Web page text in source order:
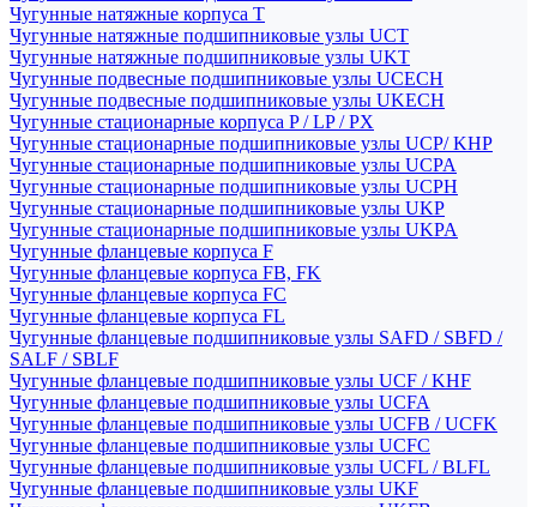
Чугунные натяжные корпуса T
Чугунные натяжные подшипниковые узлы UCT
Чугунные натяжные подшипниковые узлы UKT
Чугунные подвесные подшипниковые узлы UCECH
Чугунные подвесные подшипниковые узлы UKECH
Чугунные стационарные корпуса P / LP / PX
Чугунные стационарные подшипниковые узлы UCP/ KHP
Чугунные стационарные подшипниковые узлы UCPA
Чугунные стационарные подшипниковые узлы UCPH
Чугунные стационарные подшипниковые узлы UKP
Чугунные стационарные подшипниковые узлы UKPA
Чугунные фланцевые корпуса F
Чугунные фланцевые корпуса FB, FK
Чугунные фланцевые корпуса FC
Чугунные фланцевые корпуса FL
Чугунные фланцевые подшипниковые узлы SAFD / SBFD /
SALF / SBLF
Чугунные фланцевые подшипниковые узлы UCF / KHF
Чугунные фланцевые подшипниковые узлы UCFA
Чугунные фланцевые подшипниковые узлы UCFB / UCFK
Чугунные фланцевые подшипниковые узлы UCFC
Чугунные фланцевые подшипниковые узлы UCFL / BLFL
Чугунные фланцевые подшипниковые узлы UKF